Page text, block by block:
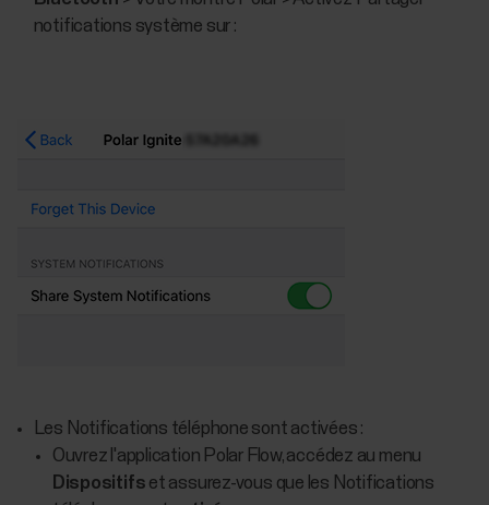
notifications système sur :
Les Notifications téléphone sont activées :
Ouvrez l'application Polar Flow, accédez au menu
Dispositifs et assurez-vous que les Notifications